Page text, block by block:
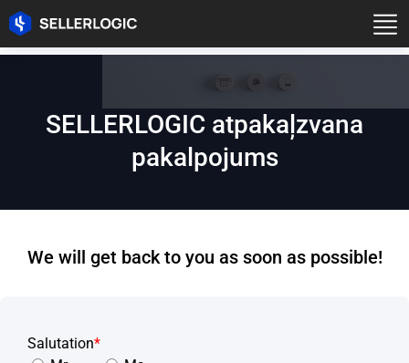
SELLERLOGIC atpakaļzvana
pakalpojums
We will get back to you as soon as possible!
Salutation*